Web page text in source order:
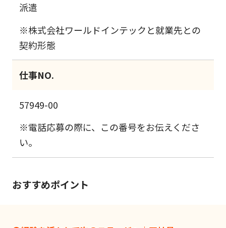
派遣
※株式会社ワールドインテックと就業先との
契約形態
仕事NO.
57949-00
※電話応募の際に、この番号をお伝えくださ
い。
おすすめポイント